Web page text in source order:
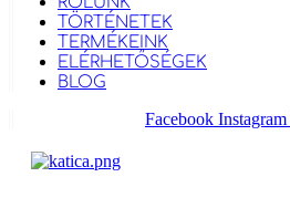
TÖRTÉNETEK
TERMÉKEINK
ELÉRHETŐSÉGEK
BLOG
Facebook Instagram